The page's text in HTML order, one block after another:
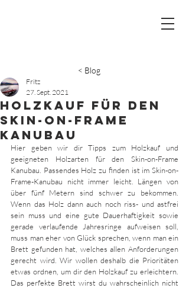
< Blog
Holzkauf für den
Skin-on-Frame
Kanubau
Fritz
27. Sept. 2021
Hier geben wir dir Tipps zum Holzkauf und
geeigneten Holzarten für den Skin-on-Frame
Kanubau. Passendes Holz zu finden ist im Skin-on-
Frame-Kanubau nicht immer leicht. Längen von
über fünf Metern sind schwer zu bekommen.
Wenn das Holz dann auch noch riss- und astfrei
sein muss und eine gute Dauerhaftigkeit sowie
gerade verlaufende Jahresringe aufweisen soll,
muss man eher von Glück sprechen, wenn man ein
Brett gefunden hat, welches allen Anforderungen
gerecht wird. Wir wollen deshalb die Prioritäten
etwas ordnen, um dir den Holzkauf zu erleichtern.
Das perfekte Brett wirst du wahrscheinlich nicht